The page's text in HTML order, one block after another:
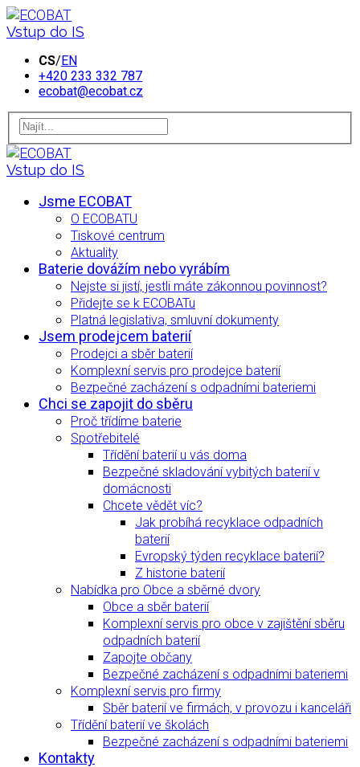
Vstup do IS
CS/EN
+420 233 332 787
ecobat@ecobat.cz
Vstup do IS
Jsme ECOBAT
O ECOBATU
Tiskové centrum
Aktuality
Baterie dovážím nebo vyrábím
Nejste si jistí, jestli máte zákonnou povinnost?
Přidejte se k ECOBATu
Platná legislativa, smluvní dokumenty
Jsem prodejcem baterií
Prodejci a sběr baterií
Komplexní servis pro prodejce baterií
Bezpečné zacházení s odpadními bateriemi
Chci se zapojit do sběru
Proč třídíme baterie
Spotřebitelé
Třídění baterií u vás doma
Bezpečné skladování vybitých baterií v
domácnosti
Chcete vědět víc?
Jak probíhá recyklace odpadních
baterií
Evropský týden recyklace baterií?
Z historie baterií
Nabídka pro Obce a sběrné dvory
Obce a sběr baterií
Komplexní servis pro obce v zajištění sběru
odpadních baterií
Zapojte občany
Bezpečné zacházení s odpadními bateriemi
Komplexní servis pro firmy
Sběr baterií ve firmách, v provozu i kanceláři
Třídění baterií ve školách
Bezpečné zacházení s odpadními bateriemi
Kontakty